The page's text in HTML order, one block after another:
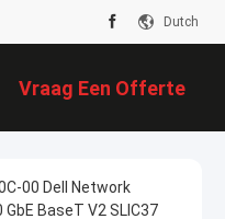
Dutch
Vraag Een Offerte
00 Dell Network
BaseT V2 SLIC37